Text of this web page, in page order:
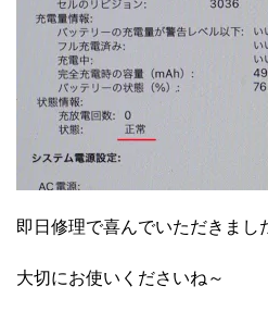
即日修理で喜んでいただきまし
大切にお使いくださいね～